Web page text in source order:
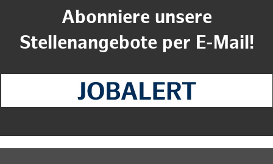
Abonniere unsere
Stellenangebote per E-Mail!